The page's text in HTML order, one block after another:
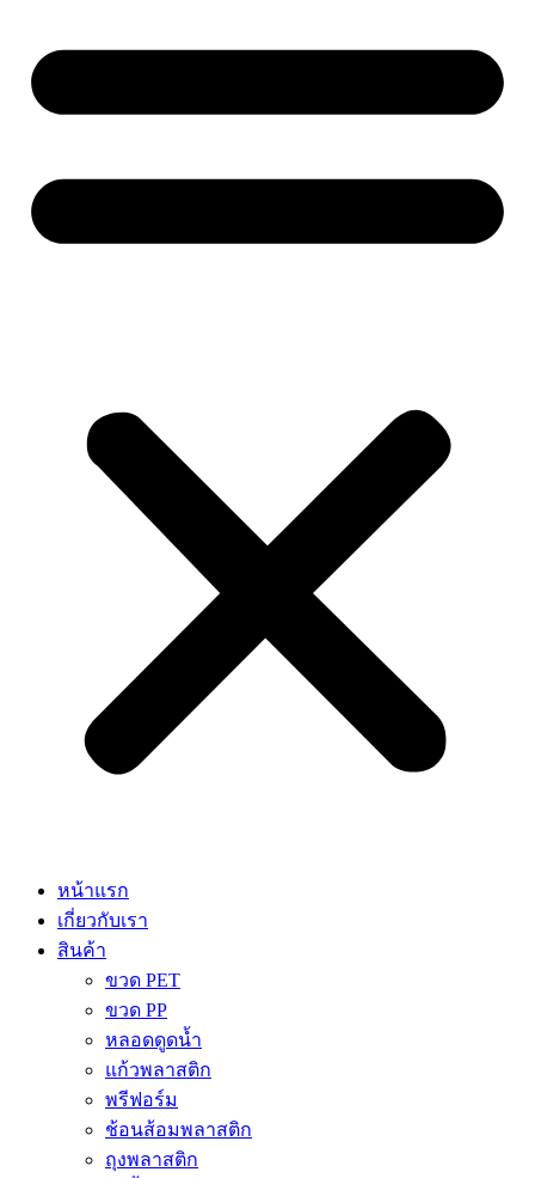
หน้าแรก
เกี่ยวกับเรา
สินค้า
ขวด PET
ขวด PP
หลอดดูดน้ำ
แก้วพลาสติก
พรีฟอร์ม
ช้อนส้อมพลาสติก
ถุงพลาสติก